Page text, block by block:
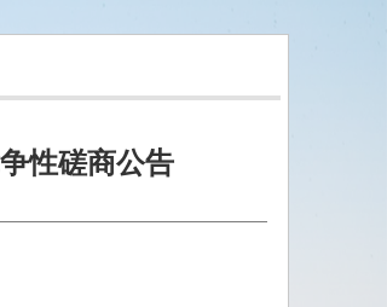
性磋商公告